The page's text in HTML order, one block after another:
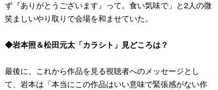
ず『ありがとうございます』って。食い気味で」と2人の微
笑ましいやり取りで会場を和ませていた。
◆岩本照＆松田元太「カラシト」見どころは？
最後に、これから作品を見る視聴者へのメッセージとし
て、岩本は「本当にこの作品はいい意味で緊張感がない作